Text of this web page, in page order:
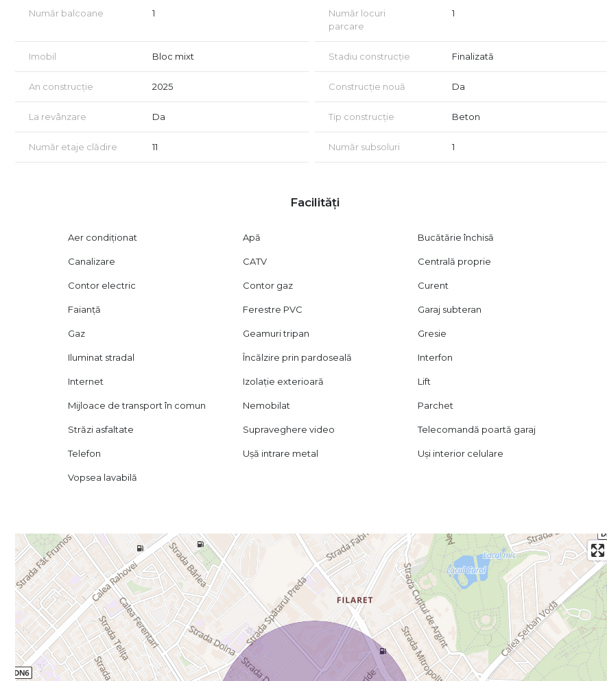
Vizionarea imobilului se face doar în baza semnării unui acord de vizionare, conform articolului 2096–2102 din Codul
Certificatul energetic va fi disponibil la vânzare.
Număr balcoane 1
Număr locuri
parcare
1
Imobil Bloc mixt Stadiu construcție Finalizată
An construcție 2025 Construcție nouă Da
La revânzare Da Tip construcție Beton
Număr etaje clădire 11 Număr subsoluri 1
Facilități
Aer condiționat Apă Bucătărie închisă
Canalizare CATV Centrală proprie
Contor electric Contor gaz Curent
Faianță Ferestre PVC Garaj subteran
Gaz Geamuri tripan Gresie
Iluminat stradal Încălzire prin pardoseală Interfon
Internet Izolație exterioară Lift
Mijloace de transport în comun Nemobilat Parchet
Străzi asfaltate Supraveghere video Telecomandă poartă garaj
Telefon Ușă intrare metal Uși interior celulare
Vopsea lavabilă